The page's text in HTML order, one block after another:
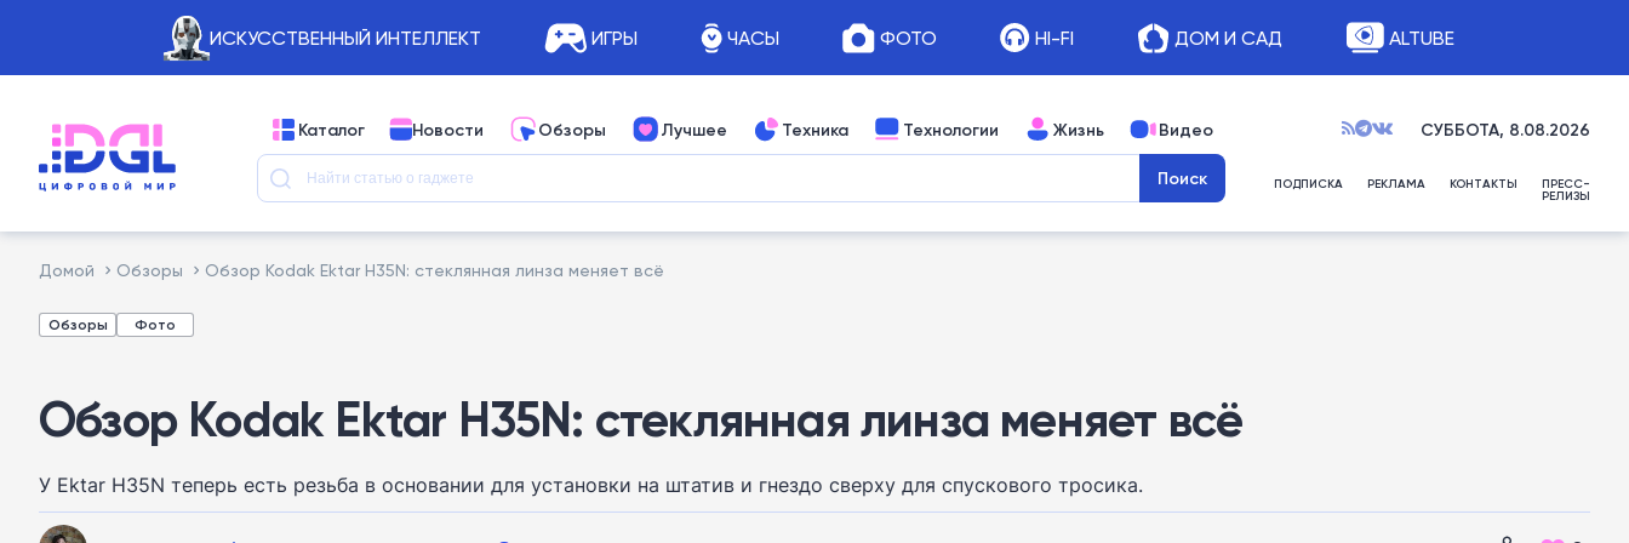
ИСКУССТВЕННЫЙ ИНТЕЛЛЕКТ ИГРЫ ЧАСЫ ФОТО HI-FI ДОМ И САД ALTUBE
Каталог Новости Обзоры Лучшее Техника Технологии Жизнь Видео СУББОТА, 8.08.2026
ПОДПИСКА РЕКЛАМА КОНТАКТЫ ПРЕСС-
РЕЛИЗЫ
Домой Обзоры Обзор Kodak Ektar H35N: стеклянная линза меняет всё
Обзоры Фото
Обзор Kodak Ektar H35N: стеклянная линза меняет всё
У Ektar H35N теперь есть резьба в основании для установки на штатив и гнездо сверху для спускового тросика.